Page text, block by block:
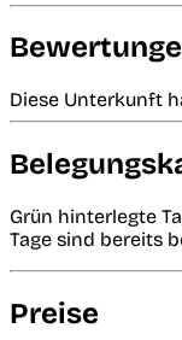
Diese Unterkunft
Grün hinterlegte
Tage sind bereits
Preise